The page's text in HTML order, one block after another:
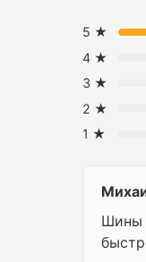
5 ★
4 ★
3 ★
2 ★
1 ★
Шины